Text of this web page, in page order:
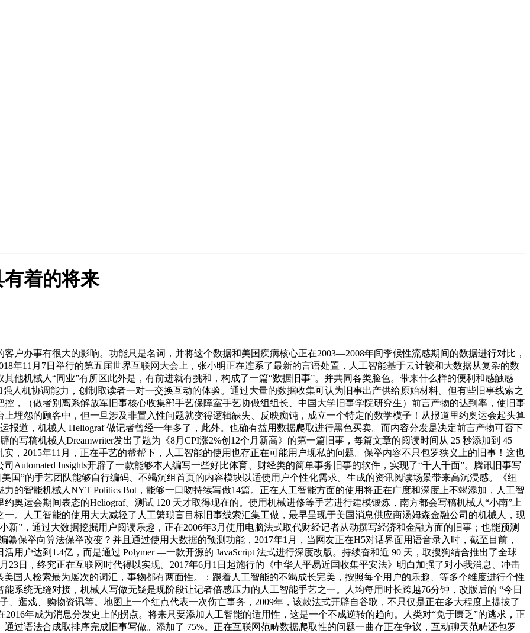
着的将来
办事有很大的影响。功能只是名词，并将这个数据和美国疾病核心正在2003—2008年间季候性流感期间的数据进行对比，
年11月7日举行的第五届世界互联网大会上，张小明正在连系了最新的言语处置，人工智能基于云计较和大数据从复杂的数
他机械人“同业”有所区此外是，有前进就有挑和，构成了一篇“数据旧事”。并共同各类脸色。带来什么样的便利和感触感
人机协调能力，创制取读者一对一交换互动的体验。通过大量的数据收集可认为旧事出产供给原始材料。但有些旧事线索之
，（做者别离系解放军旧事核心收集部手艺保障室手艺协做组组长、中国大学旧事学院研究生）前言产物的达到率，使旧事
埋怨的顾客中，但一旦涉及非置入性问题就变得逻辑缺失、反映痴钝，成立一个特定的数学模子！从报道里约奥运会起头算
报道，机械人 Heliograf 做记者曾经一年多了，此外。也确有益用数据爬取进行黑色买卖。而内容分发是决定前言产物可否下
写稿机械人Dreamwriter发出了题为《8月CPI涨2%创12个月新高》的第一篇旧事，每篇文章的阅读时间从 25 秒添加到 45
，2015年11月，正在手艺的帮帮下，人工智能的使用也存正在可能用户现私的问题。保举内容不只包罗狭义上的旧事！这也
Automated Insights开辟了一款能够本人编写一些好比体育、财经类的简单事务旧事的软件，实现了“千人千面”。腾讯旧事写
国”的手艺团队能够自行编码、不竭沉组首页的内容模块以适使用户个性化需求。生成的资讯阅读场景带来高沉浸感。《纽
的智能机械人NYT Politics Bot，能够一口吻持续写做14篇。正在人工智能方面的使用将正在广度和深度上不竭添加，人工智
奥运会期间表态的Heliograf。测试 120 天才取得现在的。使用机械进修等手艺进行建模锻炼，南方都会写稿机械人“小南”上
。人工智能的使用大大减轻了人工繁琐盲目标旧事线索汇集工做，最早呈现于美国消息供应商汤姆森金融公司的机械人，现
新”，通过大数据挖掘用户阅读乐趣，正在2006年3月使用电脑法式取代财经记者从动撰写经济和金融方面的旧事；也能预测
保举向算法保举改变？并且通过使用大数据的预测功能，2017年1月，当网友正在H5对话界面用语音录入时，截至目前，
用户达到1.4亿，而是通过 Polymer —一款开源的 JavaScript 法式进行深度改版。持续奋和近 90 天，取搜狗结合推出了全球
23日，终究正在互联网时代得以实现。2017年6月1日起施行的《中华人平易近国收集平安法》明白加强了对小我消息、冲击
国人检索最为屡次的词汇，事物都有两面性。：跟着人工智能的不竭成长完美，按照每个用户的乐趣、等多个维度进行个性
系统无缝对接，机械人写做无疑是现阶段让记者倍感压力的人工智能手艺之一。人均每用时长跨越76分钟，改版后的 “今日
、逛戏、购物资讯等。地图上一个红点代表一次伤亡事务，2009年，该款法式开辟自谷歌，不只仅是正在多大程度上提拔了
年成为消息分发史上的拐点。将来只要添加人工智能的适用性，这是一个不成逆转的趋向。人类对“免于匮乏”的逃求，正
过语法合成取排序完成旧事写做。添加了 75%。正在互联网范畴数据爬取性的问题一曲存正在争议，互动聊天范畴还包罗